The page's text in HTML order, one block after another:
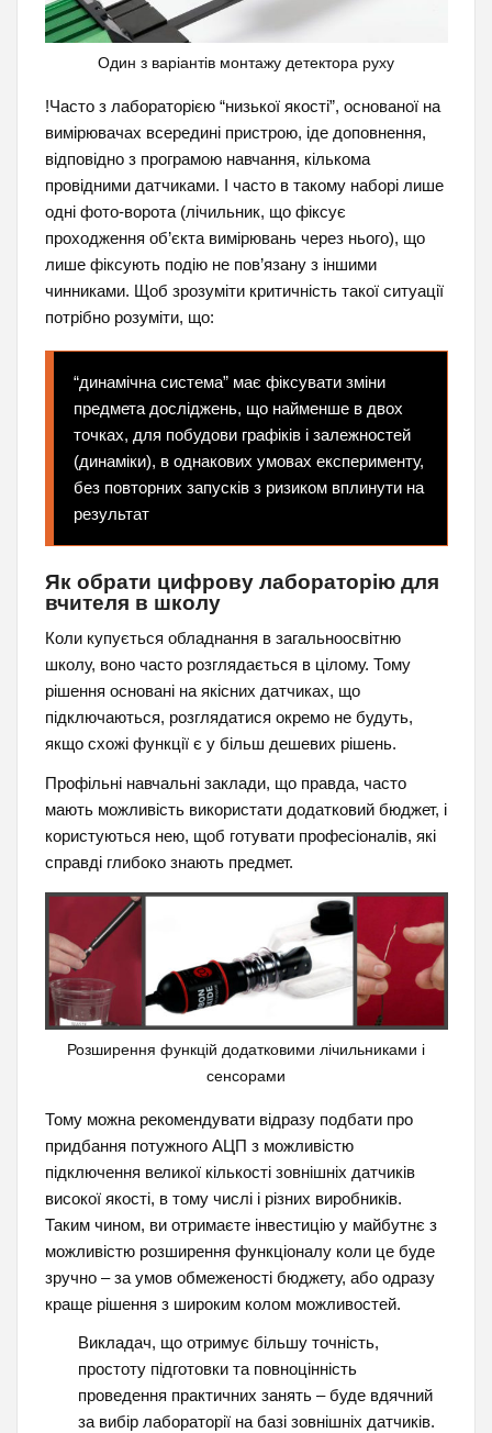
Один з варіантів монтажу детектора руху
!Часто з лабораторією “низької якості”, основаної на
вимірювачах всередині пристрою, іде доповнення,
відповідно з програмою навчання, кількома
провідними датчиками. І часто в такому наборі лише
одні фото-ворота (лічильник, що фіксує
проходження об’єкта вимірювань через нього), що
лише фіксують подію не пов’язану з іншими
чинниками. Щоб зрозуміти критичність такої ситуації
потрібно розуміти, що:
“динамічна система” має фіксувати зміни
предмета досліджень, що найменше в двох
точках, для побудови графіків і залежностей
(динаміки), в однакових умовах експерименту,
без повторних запусків з ризиком вплинути на
результат
Як обрати цифрову лабораторію для
вчителя в школу
Коли купується обладнання в загальноосвітню
школу, воно часто розглядається в цілому. Тому
рішення основані на якісних датчиках, що
підключаються, розглядатися окремо не будуть,
якщо схожі функції є у більш дешевих рішень.
Профільні навчальні заклади, що правда, часто
мають можливість використати додатковий бюджет, і
користуються нею, щоб готувати професіоналів, які
справді глибоко знають предмет.
Розширення функцій додатковими лічильниками і
сенсорами
Тому можна рекомендувати відразу подбати про
придбання потужного АЦП з можливістю
підключення великої кількості зовнішніх датчиків
високої якості, в тому числі і різних виробників.
Таким чином, ви отримаєте інвестицію у майбутнє з
можливістю розширення функціоналу коли це буде
зручно – за умов обмеженості бюджету, або одразу
краще рішення з широким колом можливостей.
Викладач, що отримує більшу точність,
простоту підготовки та повноцінність
проведення практичних занять – буде вдячний
за вибір лабораторії на базі зовнішніх датчиків.